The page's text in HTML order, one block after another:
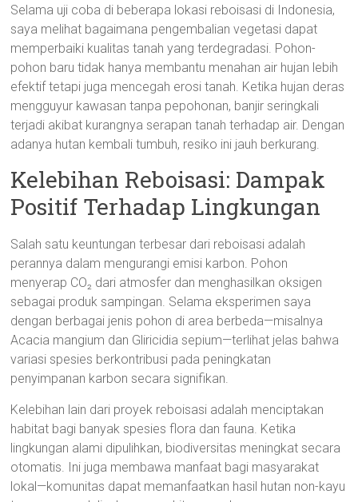
Selama uji coba di beberapa lokasi reboisasi di Indonesia,
saya melihat bagaimana pengembalian vegetasi dapat
memperbaiki kualitas tanah yang terdegradasi. Pohon-
pohon baru tidak hanya membantu menahan air hujan lebih
efektif tetapi juga mencegah erosi tanah. Ketika hujan deras
mengguyur kawasan tanpa pepohonan, banjir seringkali
terjadi akibat kurangnya serapan tanah terhadap air. Dengan
adanya hutan kembali tumbuh, resiko ini jauh berkurang.
Kelebihan Reboisasi: Dampak
Positif Terhadap Lingkungan
Salah satu keuntungan terbesar dari reboisasi adalah
perannya dalam mengurangi emisi karbon. Pohon
menyerap CO₂ dari atmosfer dan menghasilkan oksigen
sebagai produk sampingan. Selama eksperimen saya
dengan berbagai jenis pohon di area berbeda—misalnya
Acacia mangium dan Gliricidia sepium—terlihat jelas bahwa
variasi spesies berkontribusi pada peningkatan
penyimpanan karbon secara signifikan.
Kelebihan lain dari proyek reboisasi adalah menciptakan
habitat bagi banyak spesies flora dan fauna. Ketika
lingkungan alami dipulihkan, biodiversitas meningkat secara
otomatis. Ini juga membawa manfaat bagi masyarakat
lokal—komunitas dapat memanfaatkan hasil hutan non-kayu